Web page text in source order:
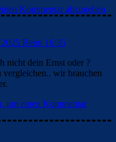
Kommentar abzugeben
Beim 16:35
nicht dein Ernst oder ?
wir brauchen
um einen Kommentar